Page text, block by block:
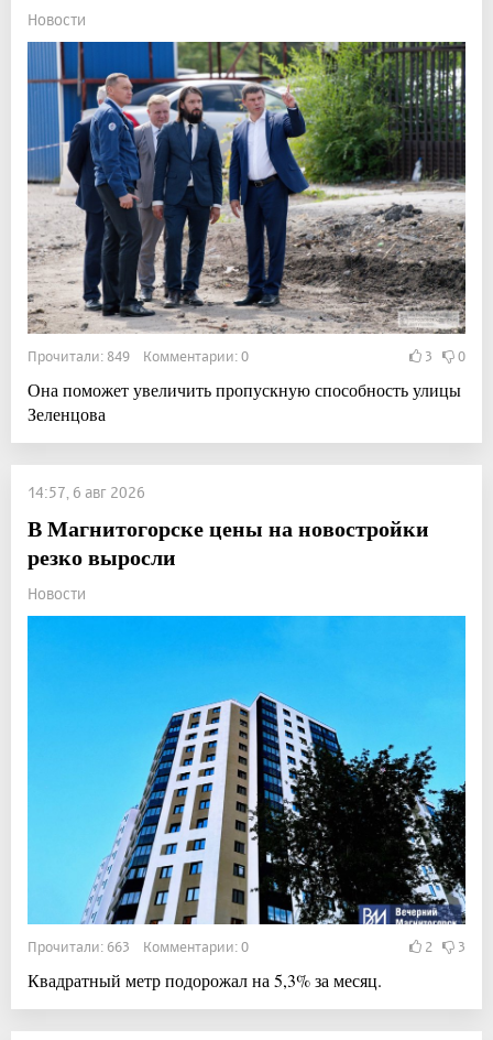
Новости
Прочитали: 849 Комментарии: 0 3 0
Она поможет увеличить пропускную способность улицы
Зеленцова
14:57, 6 авг 2026
В Магнитогорске цены на новостройки
резко выросли
Новости
Прочитали: 663 Комментарии: 0 2 3
Квадратный метр подорожал на 5,3% за месяц.